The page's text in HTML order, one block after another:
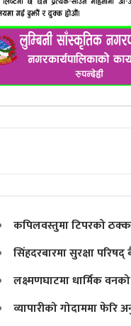
कपिलवस्तुमा टिपरको
सिंहदरबारमा सुरक्षा
लक्ष्मणघाटमा धार्मिक
व्यापारीको गोदाममा